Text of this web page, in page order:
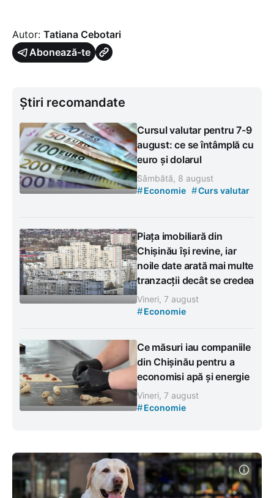
Autor: Tatiana Cebotari
Abonează-te
Știri recomandate
Cursul valutar pentru 7-9
august: ce se întâmplă cu
euro și dolarul
Sâmbătă, 8 august
#Economie #Curs valutar
Piața imobiliară din
Chișinău își revine, iar
noile date arată mai multe
tranzacții decât se credea
Vineri, 7 august
#Economie
Ce măsuri iau companiile
din Chișinău pentru a
economisi apă și energie
Vineri, 7 august
#Economie